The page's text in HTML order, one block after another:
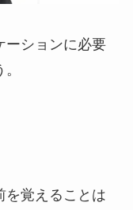
ーションに必要
を覚えることは